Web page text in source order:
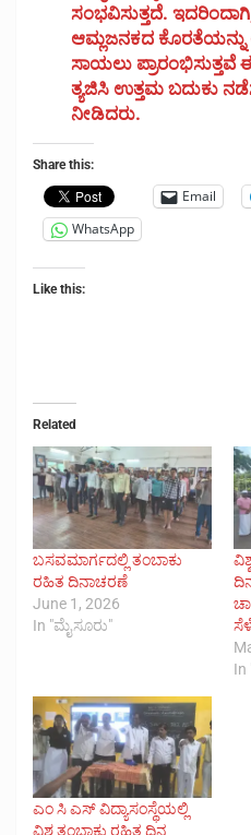
ಸಂಭವಿಸುತ್ತದೆ.
ಆಮ್ಲಜನಕದ ಕೊರತೆಯನ್ನು
ಸಾಯಲು ಪ್ರಾರಂಭಿಸುತ್ತವೆ
ತ್ಯಜಿಸಿ ಉತ್ತಮ ಬದುಕು
ನೀಡಿದರು.
Share this:
Email
WhatsApp
Like this:
Related
ಬಸವಮಾರ್ಗದಲ್ಲಿ ತಂಬಾಕು
ರಹಿತ ದಿನಾಚರಣೆ
June 1, 2026
In "ಮೈಸೂರು"
ಎಂ ಸಿ ಎಸ್ ವಿದ್ಯಾಸಂಸ್ಥೆಯಲ್ಲಿ
ವಿಶ್ವ ತಂಬಾಕು ರಹಿತ ದಿನ